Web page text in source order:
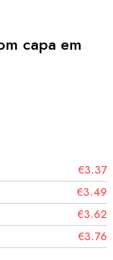
capa em
€3.37
€3.49
€3.62
€3.76